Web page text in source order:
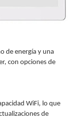
de energía y una
con opciones de
WiFi, lo que
de